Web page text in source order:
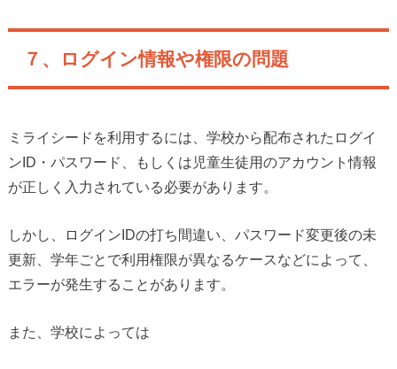
７、ログイン情報や権限の問題
ミライシードを利用するには、学校から配布されたログイ
ンID・パスワード、もしくは児童生徒用のアカウント情報
が正しく入力されている必要があります。
しかし、ログインIDの打ち間違い、パスワード変更後の未
更新、学年ごとで利用権限が異なるケースなどによって、
エラーが発生することがあります。
また、学校によっては